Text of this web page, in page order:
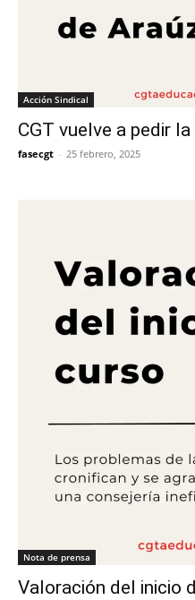
Acción Sindical
CGT vuelve a pedir
fasecgt - 25 febrero, 2025
Nota de prensa
Valoración del inicio